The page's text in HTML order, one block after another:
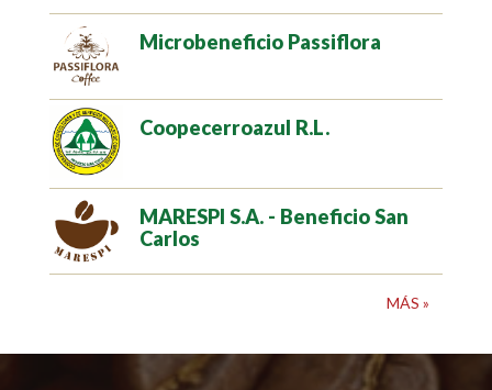
Microbeneficio Passiflora
Coopecerroazul R.L.
MARESPI S.A. - Beneficio San
Carlos
MÁS »